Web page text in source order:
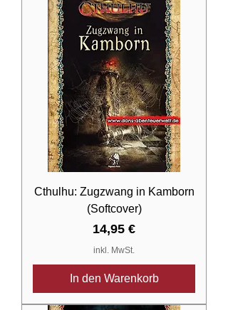
Cthulhu: Zugzwang in Kamborn
(Softcover)
Preis
14,95 €
inkl. MwSt.
In den Warenkorb